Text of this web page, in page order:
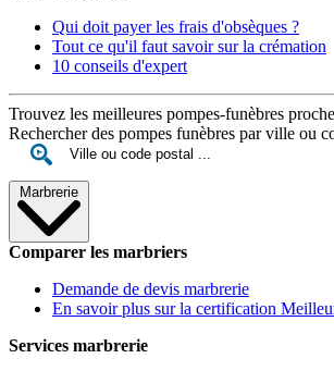
Qui doit payer les frais d'obsèques ?
Tout ce qu'il faut savoir sur la crémation
10 conseils d'expert
Trouvez les meilleures pompes-funèbres
Rechercher des pompes funèbres par ville ou
Marbrerie
Comparer les marbriers
Demande de devis marbrerie
En savoir plus sur la certification
Services marbrerie